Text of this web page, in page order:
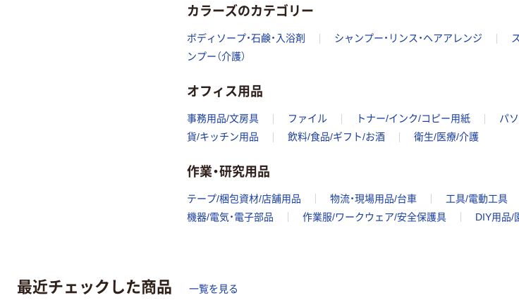
カラーズのカテゴリー
ボディソープ・石鹸・入浴剤 シャンプー・リンス・ヘアアレンジ
ンプー（介護）
オフィス用品
事務用品/文房具 ファイル トナー/インク/コピー用紙 パ
貨/キッチン用品
飲料/食品/ギフト/お酒 衛生/医療/介護
作業・研究用品
テープ/梱包資材/店舗用品 物流・現場用品/台車 工具/電動工具
機器/電気・電子部品
作業服/ワークウェア/安全保護具 DIY用品/
最近チェックした商品 一覧を見る